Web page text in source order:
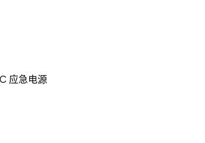
应急电源